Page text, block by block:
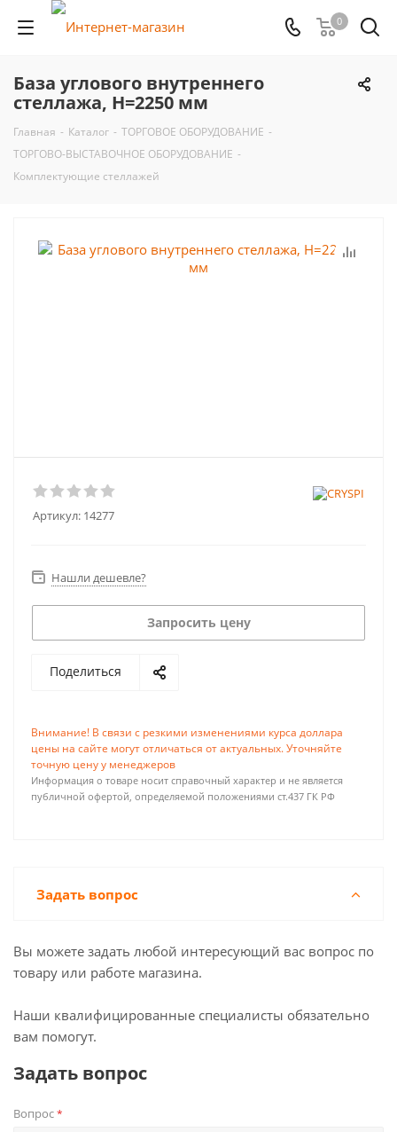
0
База углового внутреннего
стеллажа, H=2250 мм
Главная - Каталог - ТОРГОВОЕ ОБОРУДОВАНИЕ -
ТОРГОВО-ВЫСТАВОЧНОЕ ОБОРУДОВАНИЕ -
Комплектующие стеллажей
Артикул: 14277
Нашли дешевле?
Запросить цену
Поделиться
Внимание! В связи с резкими изменениями курса доллара
цены на сайте могут отличаться от актуальных. Уточняйте
точную цену у менеджеров
Информация о товаре носит справочный характер и не является
публичной офертой, определяемой положениями ст.437 ГК РФ
Задать вопрос
Вы можете задать любой интересующий вас вопрос по
товару или работе магазина.
Наши квалифицированные специалисты обязательно
вам помогут.
Задать вопрос
Вопрос*